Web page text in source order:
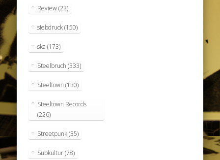
Review(23)
siebdruck(150)
ska (173)
Steelbruch (333)
Steeltown (130)
Steeltown Records
(226)
Streetpunk(35)
Subkultur(78)